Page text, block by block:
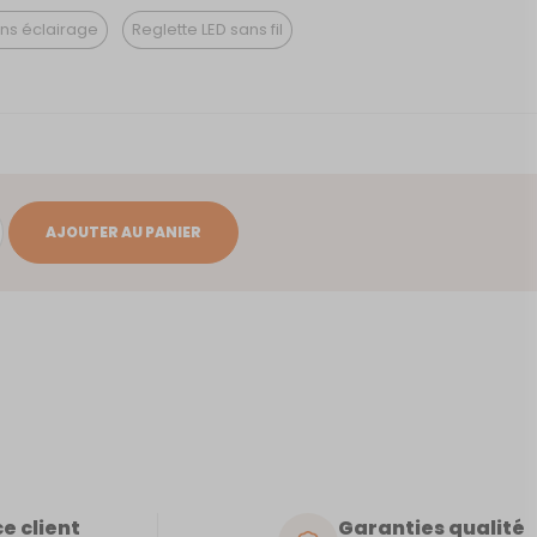
éclairage Reglette LED sans fil
AJOUTER AU PANIER
client Garanties qualité